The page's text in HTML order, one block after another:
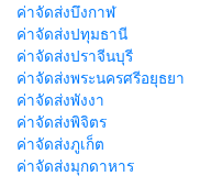
ค่าจัดส่งบึงกาฬ
ค่าจัดส่งปทุมธานี
ค่าจัดส่งปราจีนบุรี
ค่าจัดส่งพระนครศรีอยุธยา
ค่าจัดส่งพังงา
ค่าจัดส่งพิจิตร
ค่าจัดส่งภูเก็ต
ค่าจัดส่งมุกดาหาร